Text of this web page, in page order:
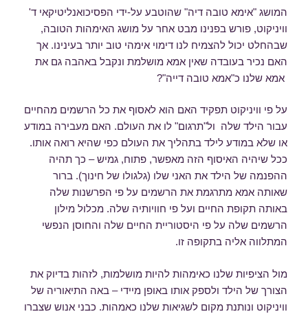
המושג "אימא טובה דיה" שהוטבע על-ידי הפסיכואנליטיקאי ד'
וויניקוט, פורש בפנינו מבט אחר על מושג האימהות הטובה,
שבהחלט יכול להצמיח לנו דימוי אימהי טוב יותר בעינינו. אך
האם נכיר בעובדה שאין אמא מושלמת ונקבל באהבה גם את
אמא שלנו כ"אמא טובה דייה"?
על פי וויניקוט תפקיד האם הוא לאסוף את כל הרשמים מהחיים
עבור הילד שלה ול"תרגום" לו את העולם. האם מעבירה במודע
או שלא במודע לילד בתהליך את העולם כפי שהיא רואה אותו.
ככל שיהיה האיסוף הזה מאפשר, פתוח, גמיש – כך תהיה
ההפנמה של הילד את האני שלו (גלגולו של חינוך). ברור
שאותה אמא מתרגמת את הרשמים על פי הפרשנות שלה
באותה תקופת החיים ועל פי חוויותיה שלה. מכלול מילון
הרשמים שלה על פי היסטוריית החיים שלה והחוסן הנפשי
המתלווה אליה בתקופה זו.
מול הציפיות שלנו כאימהות להיות מושלמות, לזהות בדיוק את
הצורך של הילד ולספק אותו באופן מיידי – באה התיאוריה של
וויניקוט ונותנת מקום לשגיאות שלנו כאמהות. כבני אנוש שצברו